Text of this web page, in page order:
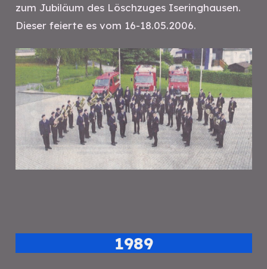
zum Jubiläum des Löschzuges Iseringhausen.
Dieser feierte es vom 16-18.05.2006.
1989